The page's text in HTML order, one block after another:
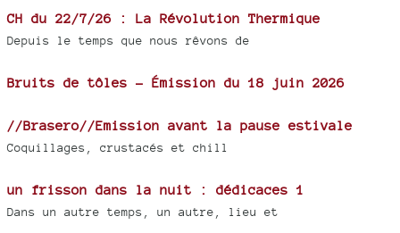
CH du 22/7/26 : La Révolution Thermique
Depuis le temps que nous rêvons de
Bruits de tôles - Émission du 18 juin 2026
//Brasero//Emission avant la pause estivale
Coquillages, crustacés et chill
un frisson dans la nuit : dédicaces 1
Dans un autre temps, un autre, lieu et